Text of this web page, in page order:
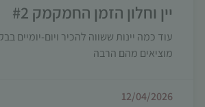
יין וחלון הזמן החמקמק #2
עוד כמה יינות ששווה להכיר ויום-יומיים
מוציאים מהם הרבה
12/04/2026